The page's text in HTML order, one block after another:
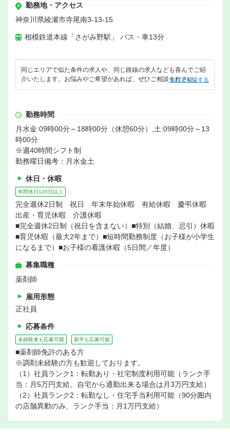
勤務地・アクセス
神奈川県綾瀬市寺尾南3-13-15
相模鉄道本線「さがみ野駅」 バス・車13分
同じエリアで似た条件の求人や、同じ路線の求人なども喜んでご紹
介いたします。お悩みやご希望があれば、ぜひご相談ください。
無料で相談する
勤務時間
月水金:09時00分～18時00分（休憩60分）,土:09時00分～13
時00分
※週40時間シフト制
勤務曜日備考：月水金土
休日・休暇
年間休日120日以上
完全週休2日制 祝日 年末年始休暇 有給休暇 慶弔休暇
出産・育児休暇 介護休暇
■完全週休2日制（祝日を含まない）■特別（結婚、忌引）休暇
■育児休暇（最大2年まで）■短時間勤務制度（お子様が小学生
になるまで）■お子様の看護休暇（5日間／年度）
募集職種
薬剤師
雇用形態
正社員
応募条件
未経験者も応募可能 新卒も応募可能
■薬剤師免許のある方
※調剤未経験の方も歓迎しております。
（1）社員ランク1：転勤あり・社宅制度利用可能（ランク手
当：月5万円支給。自宅から通勤出来る場合は月3万円支給）
（2）社員ランク2：転勤なし・住宅手当利用可能（90分圏内
の店舗異動のみ、ランク手当：月1万円支給）